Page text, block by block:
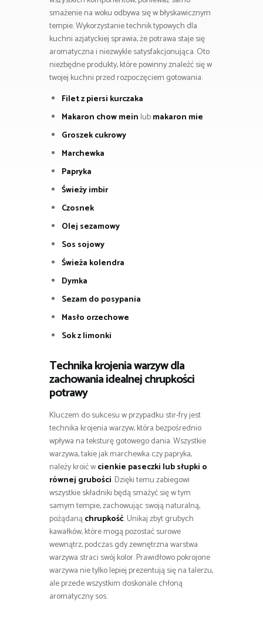
smażenie na woku odbywa się w błyskawicznym
tempie. Wykorzystanie technik typowych dla
kuchni azjatyckiej sprawia, że potrawa staje się
aromatyczna i niezwykle satysfakcjonująca. Oto
niezbędne produkty, które powinny znaleźć się w
twojej kuchni przed rozpoczęciem gotowania:
Filet z piersi kurczaka
Makaron chow mein lubmakaron mie
Groszek cukrowy
Marchewka
Papryka
Świeży imbir
Czosnek
Olej sezamowy
Sos sojowy
Świeża kolendra
Dymka
Sezam do posypania
Masło orzechowe
Sok z limonki
Technika krojenia warzyw dla
zachowania idealnej chrupkości
potrawy
Kluczem do sukcesu w przypadku stir-fry jest
technika krojenia warzyw, która bezpośrednio
wpływa na teksturę gotowego dania. Wszystkie
warzywa, takie jak marchewka czy papryka,
należy kroić wcienkie paseczki lub słupki o
równej grubości. Dzięki temu zabiegowi
wszystkie składniki będą smażyć się w tym
samym tempie, zachowując swoją naturalną,
pożądanąchrupkość. Unikaj zbyt grubych
kawałków, które mogą pozostać surowe
wewnątrz, podczas gdy zewnętrzna warstwa
warzywa straci swój kolor. Prawidłowo pokrojone
warzywa nie tylko lepiej prezentują się na talerzu,
ale przede wszystkim doskonale chłoną
aromatyczny sos.